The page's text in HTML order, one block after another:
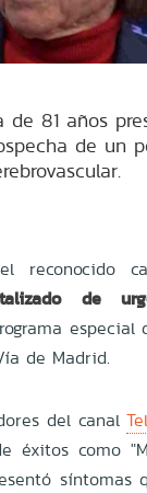
de 81 años
de un
reconocido
de
especial
de Madrid.
del canal
éxitos como
síntomas